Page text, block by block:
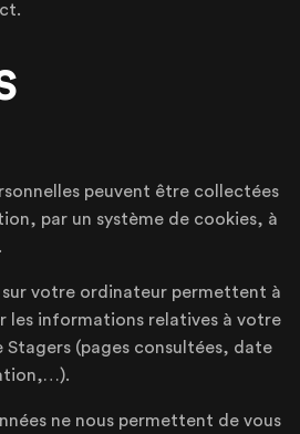
peuvent être collectées
par un système de cookies, à
sur votre ordinateur permettent à
les informations relatives à votre
Stagers (pages consultées, date
ne nous permettent de vous